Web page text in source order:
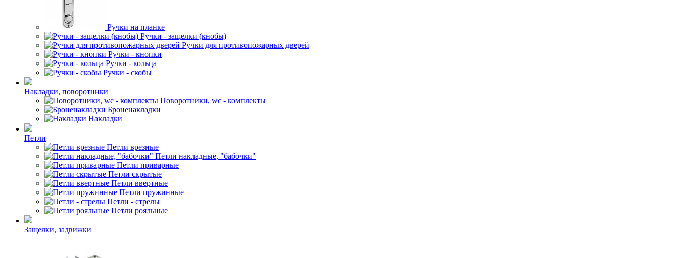
Ручки на планке
Ручки - защелки (кнобы)
Ручки для противопожарных дверей
Ручки - кнопки
Ручки - кольца
Ручки - скобы
Накладки, поворотники
Поворотники, wc - комплекты
Броненакладки
Накладки
Петли
Петли врезные
Петли накладные, "бабочки"
Петли приварные
Петли скрытые
Петли ввертные
Петли пружинные
Петли - стрелы
Петли рояльные
Защелки, задвижки